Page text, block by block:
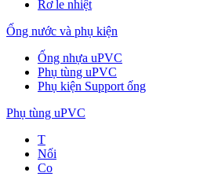
Rơ le nhiệt
Ống nước và phụ kiện
Ống nhựa uPVC
Phụ tùng uPVC
Phụ kiện Support ống
Phụ tùng uPVC
T
Nối
Co